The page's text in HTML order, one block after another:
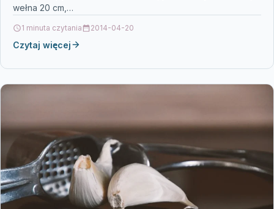
wełna 20 cm,…
1 minuta czytania 2014-04-20
Czytaj więcej